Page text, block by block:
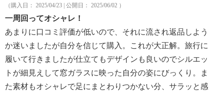
（購入日： 2025/04/23 | 公開日： 2025/06/02 ）
一周回ってオシャレ！
あまりに口コミ評価が低いので、それに流され返品しよう
か迷いましたが自分を信じて購入。これが大正解。旅行に
履いて行きましたが仕立てもデザインも良いのでシルエッ
トが細見えして窓ガラスに映った自分の姿にびっくり。ま
た素材もオシャレで足にまとわりつかない分、サラッと感